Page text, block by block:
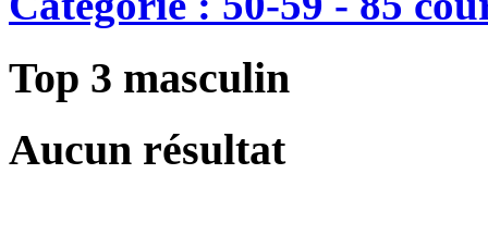
Top 3 masculin
Aucun résultat